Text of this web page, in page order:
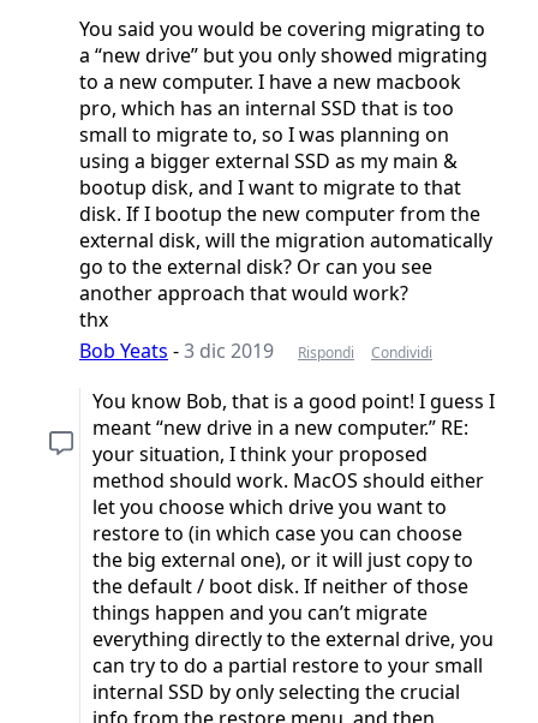
You said you would be covering migrating to
a “new drive” but you only showed migrating
to a new computer. I have a new macbook
pro, which has an internal SSD that is too
small to migrate to, so I was planning on
using a bigger external SSD as my main &
bootup disk, and I want to migrate to that
disk. If I bootup the new computer from the
external disk, will the migration automatically
go to the external disk? Or can you see
another approach that would work?
thx
Bob Yeats -3 dic 2019 Rispondi Condividi
You know Bob, that is a good point! I guess I
meant “new drive in a new computer.” RE:
your situation, I think your proposed
method should work. MacOS should either
let you choose which drive you want to
restore to (in which case you can choose
the big external one), or it will just copy to
the default / boot disk. If neither of those
things happen and you can’t migrate
everything directly to the external drive, you
can try to do a partial restore to your small
internal SSD by only selecting the crucial